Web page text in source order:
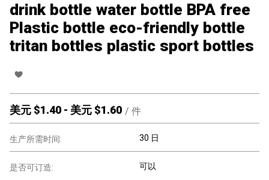
drink bottle water bottle BPA free
Plastic bottle eco-friendly bottle
tritan bottles plastic sport bottles
美元 $1.40 - 美元 $1.60 / 件
生产所需时间: 30 日
是否可订造: 可以